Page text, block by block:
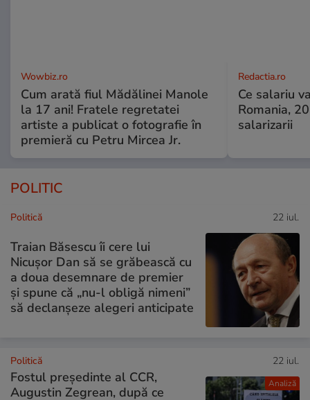
Wowbiz.ro
Cum arată fiul Mădălinei Manole
la 17 ani! Fratele regretatei
artiste a publicat o fotografie în
premieră cu Petru Mircea Jr.
Redactia.ro
Ce salariu
Romania,
salarizarii
POLITIC
Politică 22 iul.
Traian Băsescu îi cere lui
Nicușor Dan să se grăbească cu
a doua desemnare de premier
și spune că „nu-l obligă nimeni”
să declanșeze alegeri anticipate
Analiză
Politică 22 iul.
Fostul președinte al CCR,
Augustin Zegrean, după ce